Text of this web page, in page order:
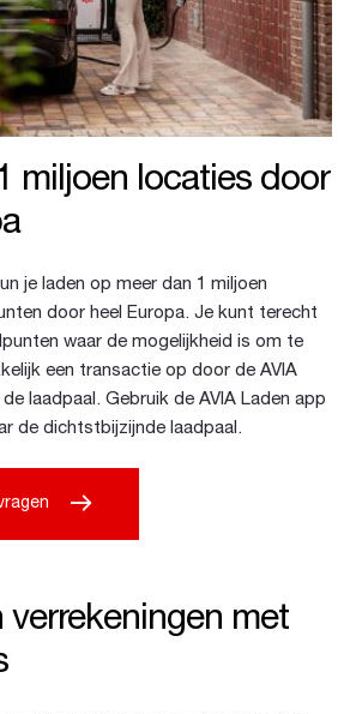
miljoen locaties door
je laden op meer dan 1 miljoen
door heel Europa. Je kunt terecht
waar de mogelijkheid is om te
een transactie op door de AVIA
laadpaal. Gebruik de AVIA Laden app
de dichtstbijzijnde laadpaal.
verrekeningen met